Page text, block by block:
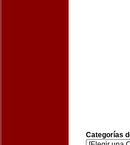
Categorías